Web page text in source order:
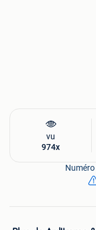
vu
974x